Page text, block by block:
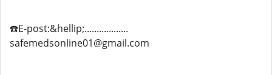
☎️E-post:&hellip;..................
safemedsonline01@gmail.com